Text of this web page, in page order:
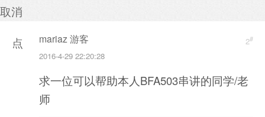
取消
点
2#
mariaz 游客
2016-4-29 22:20:28
求一位可以帮助本人BFA503串讲的同学/老
师